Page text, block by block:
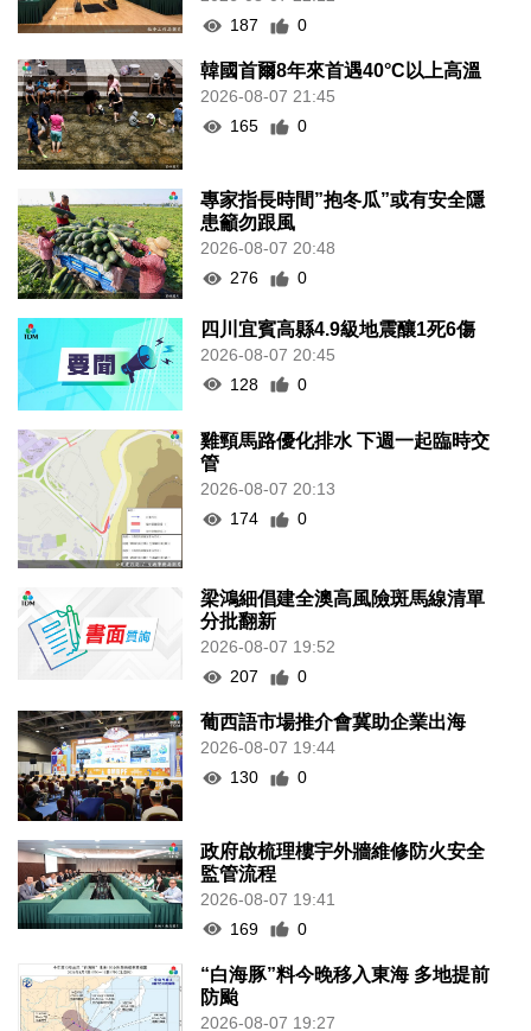
187
0
韓國首爾8年來首遇40°C以上高溫
2026-08-07 21:45
165
0
專家指長時間”抱冬瓜”或有安全隱
患籲勿跟風
2026-08-07 20:48
276
0
四川宜賓高縣4.9級地震釀1死6傷
2026-08-07 20:45
128
0
雞頸馬路優化排水 下週一起臨時交
管
2026-08-07 20:13
174
0
梁鴻細倡建全澳高風險斑馬線清單
分批翻新
2026-08-07 19:52
207
0
葡西語市場推介會冀助企業出海
2026-08-07 19:44
130
0
政府啟梳理樓宇外牆維修防火安全
監管流程
2026-08-07 19:41
169
0
“白海豚”料今晚移入東海 多地提前
防颱
2026-08-07 19:27